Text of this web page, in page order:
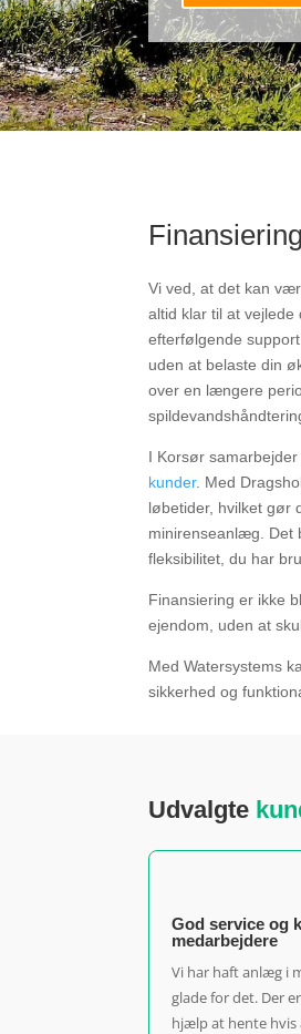
Vi ved, at det kan
altid klar til at
efterfølgende
uden at belaste din
over en længere
I Korsør
kunder. Med
løbetider, hvilket gør
minirenseanlæg. Det
fleksibilitet, du har
Finansiering er ikke
ejendom, uden at
Med Watersystems
sikkerhed og
Udvalgte
God service og
medarbejdere
Vi har haft anlæg i
glade for det. Der
hjælp at hente